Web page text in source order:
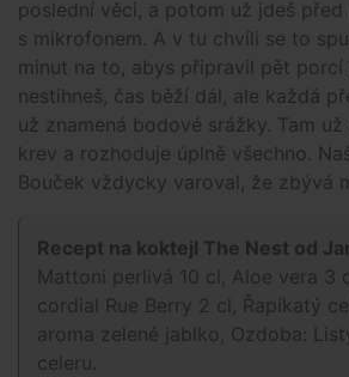
poslední věci, a potom už jdeš
s mikrofonem. A v tu chvíli se to
minut na to, abys připravil pět porcí
nestihneš, čas běží dál, ale každá
už znamená bodové srážky. Tam
krev a rozhoduje úplně všechno.
Bouček vždycky varoval, že zbývá
Recept na koktejl The Nest od
Mattoni perlivá 10 cl, Aloe vera 3
cordial Rue Berry 2 cl, Řapíkatý
aroma zelené jablko, Ozdoba:
celeru.